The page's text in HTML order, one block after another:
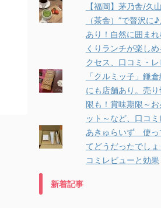
【福岡】茅乃舎/久
（茶舎）”で贅沢に
あり！自然に囲ま
くりランチが楽し
クセス、口コミ・レ
「クルミッ子」鎌
にも店舗あり。売
限も！賞味期限～
ット～など、口コミ
あきゅらいず 使っ
てどうだったでし
コミレビューと効果
新着記事